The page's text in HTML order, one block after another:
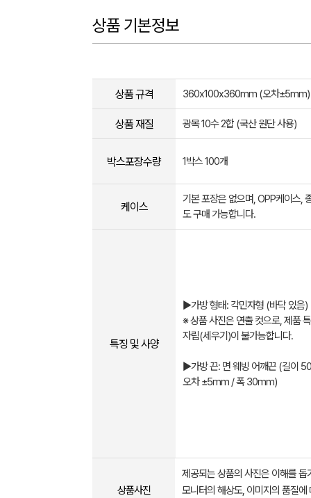
상품 기본정보
상품 규격 360x100x360mm (오차±5mm​)
상품 재질 광목 10수 2합 (국산 원단 사용)
박스포장수량 1박스 100개
케이스
기본 포장은 없으며, OPP케이스,
도 구매 가능합니다.
특징 및 사양
▶가방 형태: 각민자형 (바닥 있음)
※ 상품 사진은 연출 컷으로, 제품
자립(세우기)이 불가능합니다.
▶가방 끈: 면 웨빙 어깨끈 (길이
오차 ±5mm / 폭 30mm)
상품사진
제공되는 상품의 사진은 이해를
모니터의 해상도, 이미지의 품질